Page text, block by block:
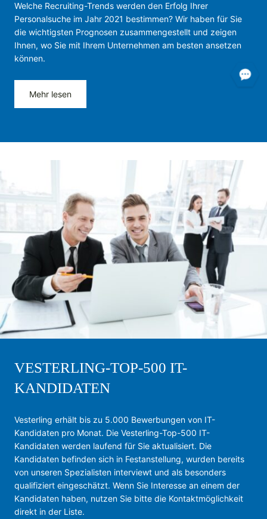
Welche Recruiting-Trends werden den Erfolg Ihrer
Personalsuche im Jahr 2021 bestimmen? Wir haben für Sie
die wichtigsten Prognosen zusammengestellt und zeigen
Ihnen, wo Sie mit Ihrem Unternehmen am besten ansetzen
können.
Mehr lesen
VESTERLING-TOP-500 IT-
KANDIDATEN
Vesterling erhält bis zu 5.000 Bewerbungen von IT-
Kandidaten pro Monat. Die Vesterling-Top-500 IT-
Kandidaten werden laufend für Sie aktualisiert. Die
Kandidaten befinden sich in Festanstellung, wurden bereits
von unseren Spezialisten interviewt und als besonders
qualifiziert eingeschätzt. Wenn Sie Interesse an einem der
Kandidaten haben, nutzen Sie bitte die Kontaktmöglichkeit
direkt in der Liste.